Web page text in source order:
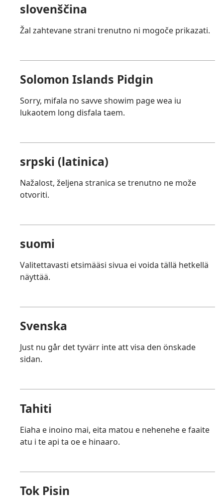
slovenščina
Žal zahtevane strani trenutno ni mogoče prikazati.
Solomon Islands Pidgin
Sorry, mifala no savve showim page wea iu
lukaotem long disfala taem.
srpski (latinica)
Nažalost, željena stranica se trenutno ne može
otvoriti.
suomi
Valitettavasti etsimääsi sivua ei voida tällä hetkellä
näyttää.
Svenska
Just nu går det tyvärr inte att visa den önskade
sidan.
Tahiti
Eiaha e inoino mai, eita matou e nehenehe e faaite
atu i te api ta oe e hinaaro.
Tok Pisin